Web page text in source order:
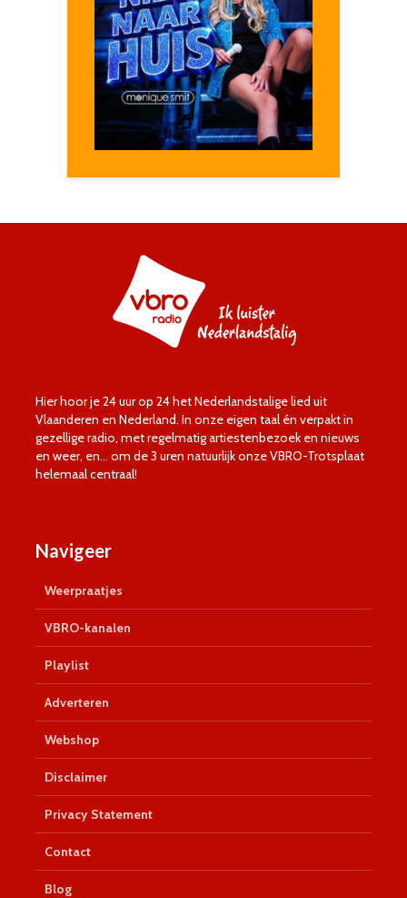
Hier hoor je 24 uur op 24 het Nederlandstalige lied uit
Vlaanderen en Nederland. In onze eigen taal én verpakt in
gezellige radio, met regelmatig artiestenbezoek en nieuws
en weer, en… om de 3 uren natuurlijk onze VBRO-Trotsplaat
helemaal centraal!
Navigeer
Weerpraatjes
VBRO-kanalen
Playlist
Adverteren
Webshop
Disclaimer
Privacy Statement
Contact
Blog